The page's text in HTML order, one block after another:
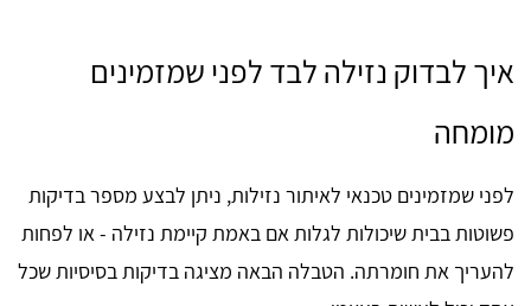
איך לבדוק נזילה לבד לפני שמזמינים
מומחה
לפני שמזמינים טכנאי לאיתור נזילות, ניתן לבצע מספר בדיקות
פשוטות בבית שיכולות לגלות אם באמת קיימת נזילה - או לפחות
להעריך את חומרתה. הטבלה הבאה מציגה בדיקות בסיסיות שכל